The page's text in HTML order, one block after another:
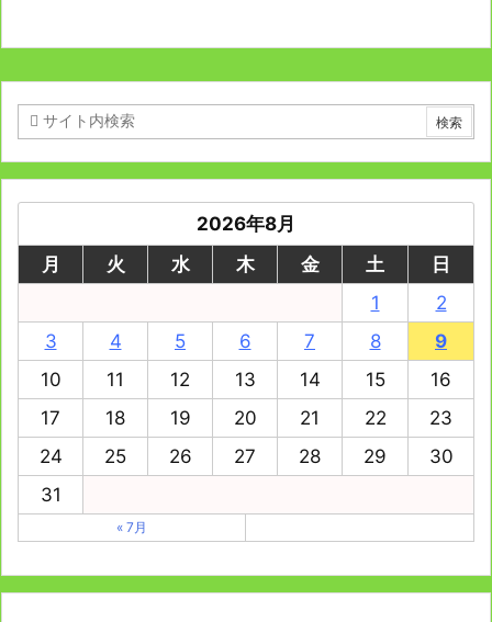
2026年8月
月
火 水 木 金 土
日
1
2
3
4 5 6 7 8
9
10
11 12 13 14 15
16
17
18 19 20 21 22
23
24
25 26 27 28 29
30
31
« 7月